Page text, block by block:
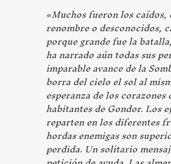
«Muchos fueron los
renombre o desconocidos,
porque grande fue la
ha narrado aún todas sus
imparable avance de la
borra del cielo el sol al
esperanza de los
habitantes de Gondor. Los
reparten en los diferentes
hordas enemigas son
perdida. Un solitario